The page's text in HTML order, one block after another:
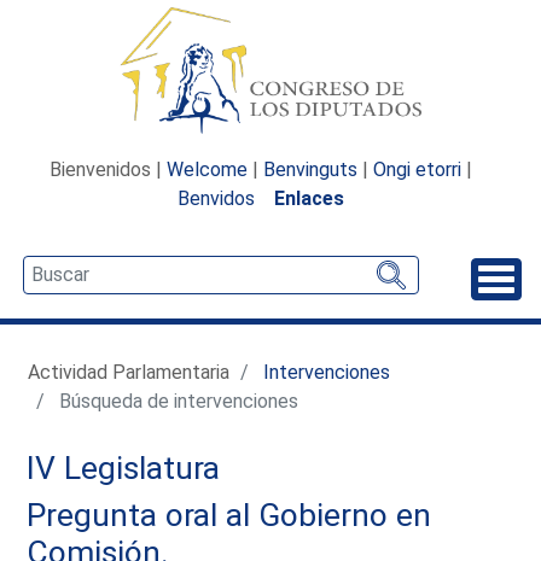
Bienvenidos | Welcome | Benvinguts | Ongi etorri |
Benvidos
Enlaces
Actividad Parlamentaria
Intervenciones
Búsqueda de intervenciones
IV Legislatura
Pregunta oral al Gobierno en
Comisión.